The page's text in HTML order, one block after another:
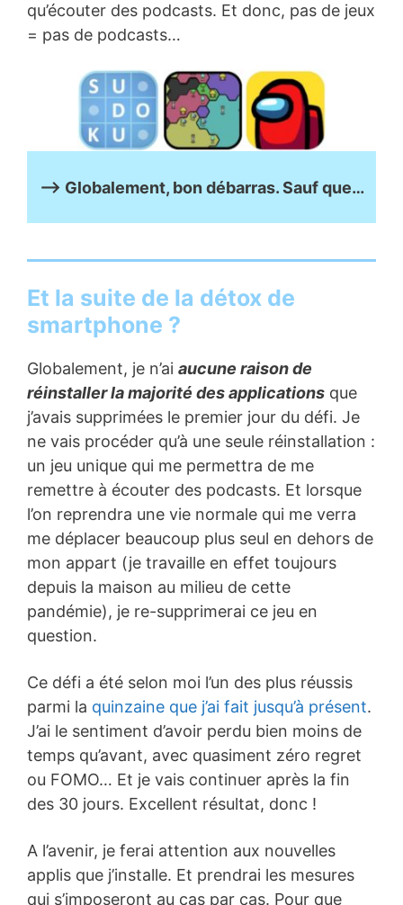
qu’écouter des podcasts. Et donc, pas de jeux
= pas de podcasts…
–> Globalement, bon débarras. Sauf que…
Et la suite de la détox de
smartphone ?
Globalement, je n’ai aucune raison de
réinstaller la majorité des applications que
j’avais supprimées le premier jour du défi. Je
ne vais procéder qu’à une seule réinstallation :
un jeu unique qui me permettra de me
remettre à écouter des podcasts. Et lorsque
l’on reprendra une vie normale qui me verra
me déplacer beaucoup plus seul en dehors de
mon appart (je travaille en effet toujours
depuis la maison au milieu de cette
pandémie), je re-supprimerai ce jeu en
question.
Ce défi a été selon moi l’un des plus réussis
parmi la quinzaine que j’ai fait jusqu’à présent.
J’ai le sentiment d’avoir perdu bien moins de
temps qu’avant, avec quasiment zéro regret
ou FOMO… Et je vais continuer après la fin
des 30 jours. Excellent résultat, donc !
A l’avenir, je ferai attention aux nouvelles
applis que j’installe. Et prendrai les mesures
qui s’imposeront au cas par cas. Pour que